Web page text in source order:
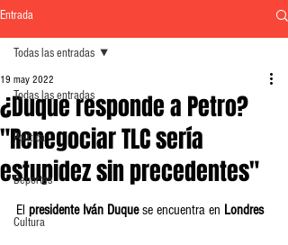
Entrada
Todas las entradas
Política
Deportes
Cultura
Todas las entradas
¿Duque responde a Petro?
"Renegociar TLC sería
estupidez sin precedentes"
19 may 2022
El presidente Iván Duque se encuentra en Londres